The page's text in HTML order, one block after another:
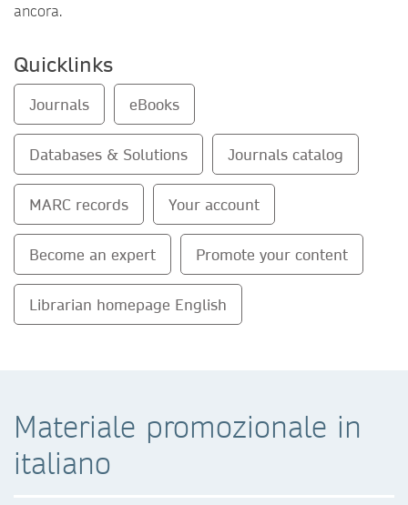
ancora.
Quicklinks
Journals eBooks
Databases & Solutions Journals catalog
MARC records Your account
Become an expert Promote your content
Librarian homepage English
Materiale promozionale in
italiano